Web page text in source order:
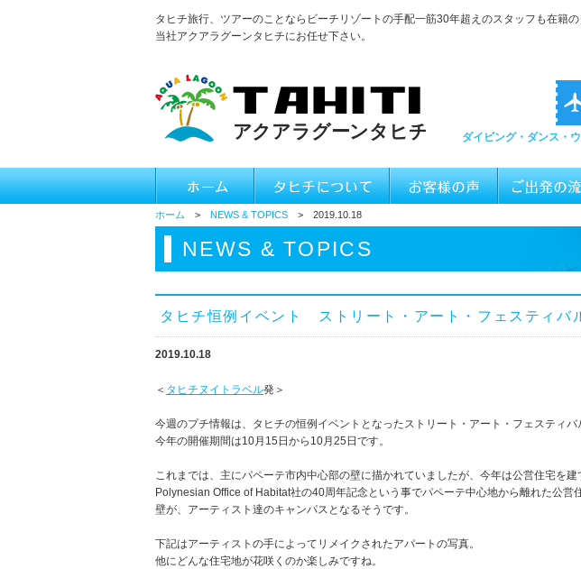
タヒチ旅行、ツアーのことならビーチリゾートの手配一筋30年超えのスタッフも在籍
当社アクアラグーンタヒチにお任せ下さい。
ダイビング・ダンス・
ホーム > NEWS & TOPICS > 2019.10.18
NEWS & TOPICS
タヒチ恒例イベント ストリート・アート・フェスティバ
2019.10.18
＜ タヒチヌイトラベル発＞
今週のプチ情報は、タヒチの恒例イベントとなったストリート・アート・フェスティバ
今年の開催期間は10月15日から10月25日です。
これまでは、主にパペーテ市内中心部の壁に描かれていましたが、今年は公営住宅を建
Polynesian Office of Habitat社の40周年記念という事でパペーテ中心地から離れた公営
壁が、アーティスト達のキャンパスとなるそうです。
下記はアーティストの手によってリメイクされたアパートの写真。
他にどんな住宅地が花咲くのか楽しみですね。